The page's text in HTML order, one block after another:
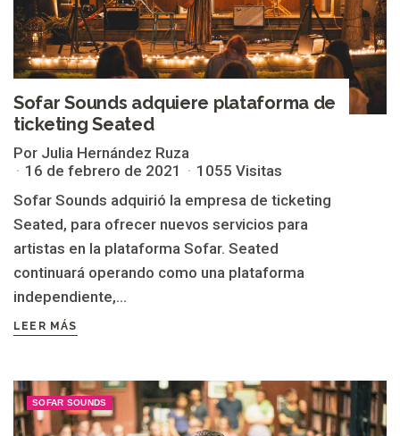
Sofar Sounds adquiere plataforma de
ticketing Seated
Por Julia Hernández Ruza
16 de febrero de 2021
1055 Visitas
Sofar Sounds adquirió la empresa de ticketing
Seated, para ofrecer nuevos servicios para
artistas en la plataforma Sofar. Seated
continuará operando como una plataforma
independiente,...
LEER MÁS
SOFAR SOUNDS